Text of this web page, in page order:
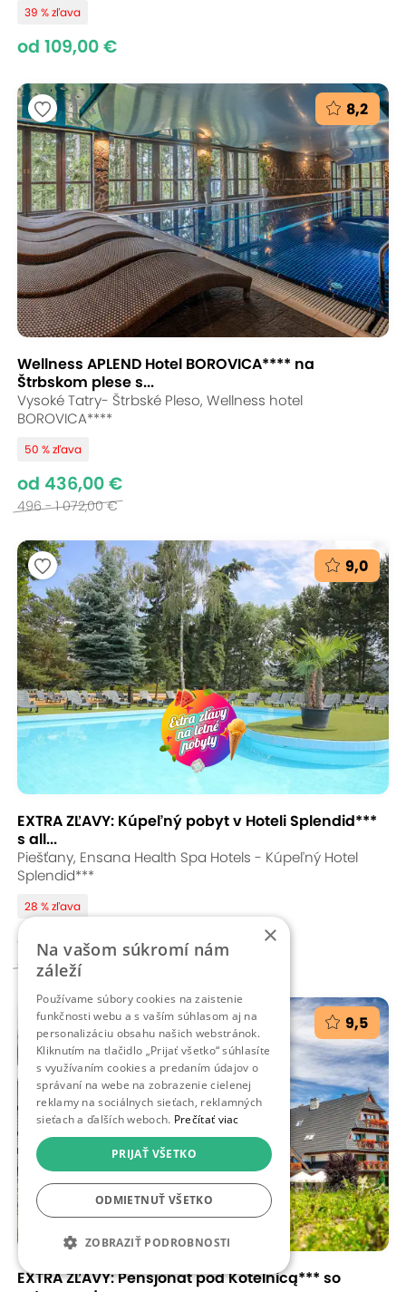
39 % zľava
od 109,00 €
8,2
Wellness APLEND Hotel BOROVICA**** na
Štrbskom plese s...
Vysoké Tatry- Štrbské Pleso, Wellness hotel
BOROVICA****
50 % zľava
od 436,00 €
496 - 1 072,00 €
9,0
EXTRA ZĽAVY: Kúpeľný pobyt v Hoteli Splendid***
s all...
Piešťany, Ensana Health Spa Hotels - Kúpeľný Hotel
Splendid***
28 % zľava
od 313,00 €
433 - 872,00 €
9,5
EXTRA ZĽAVY: Pensjonat pod Kotelnicą*** so
×
Na vašom súkromí nám
záleží
Používame súbory cookies na zaistenie
funkčnosti webu a s vaším súhlasom aj na
personalizáciu obsahu našich webstránok.
Kliknutím na tlačidlo „Prijať všetko“ súhlasíte
s využívaním cookies a predaním údajov o
správaní na webe na zobrazenie cielenej
reklamy na sociálnych sieťach, reklamných
sieťach a ďalších weboch. Prečítať viac
PRIJAŤ VŠETKO
ODMIETNUŤ VŠETKO
ZOBRAZIŤ PODROBNOSTI